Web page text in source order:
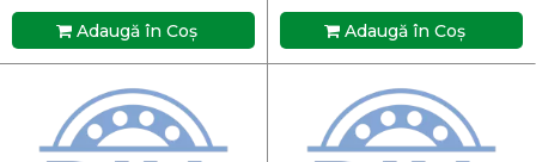
Adaugă în Coş Adaugă în Coş